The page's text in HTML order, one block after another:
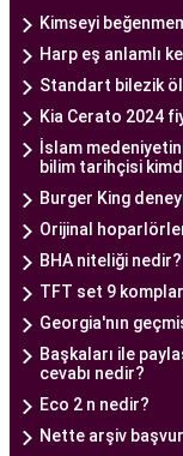
dikkate alır.
ve ekipmanlar,
güvenli hale
Ankara Tüp
anlayışı ve
sağlıklı bir
bir tüp bebek
Ankara Tüp
Tüp bebek
ve deneyimli
yürütülmesi
Bebek
doktoru, çiftlere
Kimseyi
Harp eş anlamlı
Standart bilezik
Kia Cerato 2024
İslam
bilim tarihçisi
Burger King
Orijinal
BHA niteliği nedir?
TFT set 9
Georgia'nın
Başkaları ile
cevabı nedir?
Eco 2 n nedir?
Nette arşiv